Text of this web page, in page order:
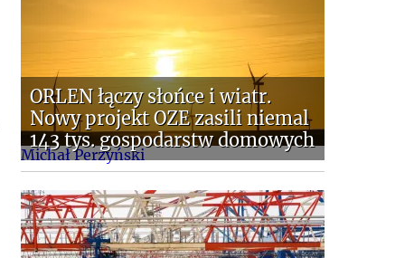
Michał Perzyński
ORLEN łączy słońce i wiatr.
Nowy projekt OZE zasili niemal
143 tys. gospodarstw domowych